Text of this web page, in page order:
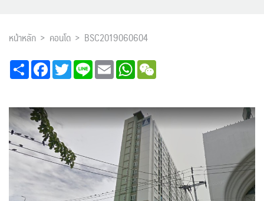
หน้าหลัก คอนโด
BSC2019060604
Share FacebookTwitterLine Email WhatsApp